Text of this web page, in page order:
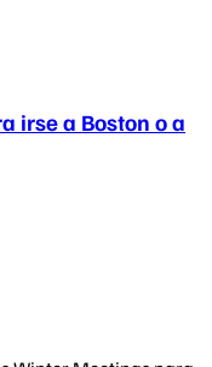
irse a Boston o a